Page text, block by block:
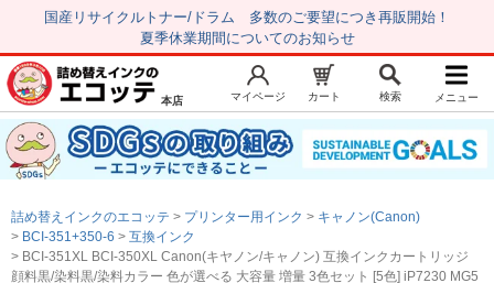
国産リサイクルトナー/ドラム 多数のご要望につき再販開始！
夏季休業期間についてのお知らせ
新規会員登録 マイページ
トップページ お気に入り
注文履歴 レビュー履歴
はじめての方へ
本店 マイページ カート 検索 メニュー
詰め替えインクのエコッテ プリンター用インク
キャノン(Canon)
BCI-351+350-6
互換インク
BCI-351XL BCI-350XL Canon(キヤノン/キャノン) 互換インクカートリッジ
顔料黒/染料黒/染料カラー 色が選べる 大容量 増量 3色セット [5色] iP7230 MG5